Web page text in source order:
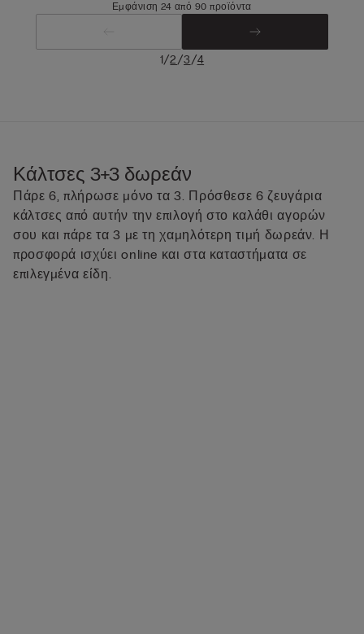
Εμφάνιση 24 από 90 προϊόντα
1/2/3/4
Κάλτσες 3+3 δωρεάν
Πάρε 6, πλήρωσε μόνο τα 3. Πρόσθεσε 6 ζευγάρια
κάλτσες από αυτήν την επιλογή στο καλάθι αγορών
σου και πάρε τα 3 με τη χαμηλότερη τιμή δωρεάν. Η
προσφορά ισχύει online και στα καταστήματα σε
επιλεγμένα είδη.